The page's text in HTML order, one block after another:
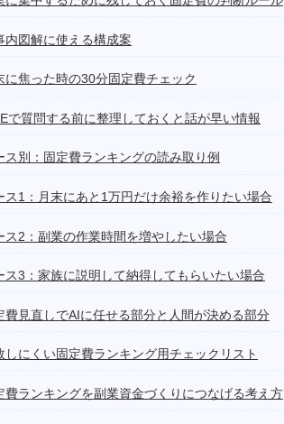
内図解に使える構成案
に焦った時の30分固定費チェック
で質問する前に整理しておくと話が早い情報
ス別：固定費ランキングの読み取り例
ス1：月末にあと1万円だけ余裕を作りたい場合
ス2：副業の作業時間を増やしたい場合
ス3：家族に説明して納得してもらいたい場合
費見直しでAIに任せる部分と人間が決める部分
しにくい固定費ランキング用チェックリスト
費ランキングを副業資金づくりにつなげる考え方